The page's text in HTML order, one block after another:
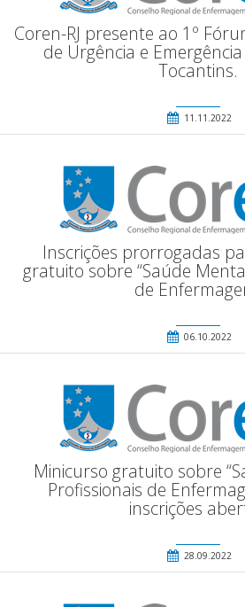
Coren-RJ presente ao 1º
de Urgência e
Tocantins.
11.11.2022
Inscrições prorrogadas
gratuito sobre “Saúde
de
06.10.2022
Minicurso gratuito sobre
Profissionais de
inscrições
28.09.2022